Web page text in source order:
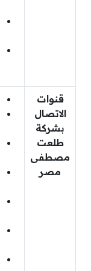
قنوات
الاتصال
بشركة
طلعت
مصطفى
مصر